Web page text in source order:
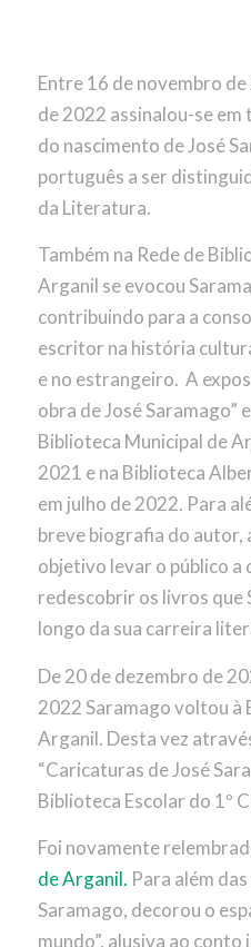
Entre 16 de novembro
de 2022 assinalou-se
do nascimento de José
português a ser
da Literatura.
Também na Rede de
Arganil se evocou
contribuindo para a
escritor na história
e no estrangeiro. A
obra de José Saramago”
Biblioteca Municipal de
2021 e na Biblioteca
em julho de 2022. Para
breve biografia do autor,
objetivo levar o público a
redescobrir os livros que
longo da sua carreira
De 20 de dezembro de
2022 Saramago voltou à
Arganil. Desta vez
“Caricaturas de José
Biblioteca Escolar do 1º
Foi novamente
de Arganil. Para além
Saramago, decorou o
mundo”, alusiva ao